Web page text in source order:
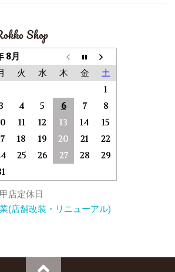
Shop
8月
火 水 木 金 土
1
4 5 6 7
8
11 12 13 14
15
18 19 20 21
22
25 26 27 28
29
店定休日
(店舗改装・リニューアル)